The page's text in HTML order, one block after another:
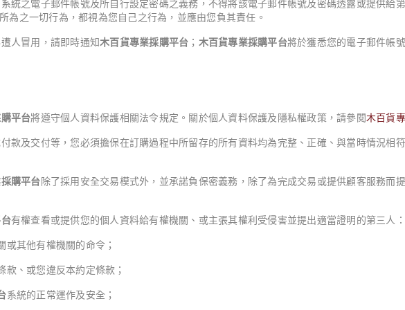
統之電子郵件帳號及所自行設定密碼之義務，不得將該電子郵件帳號及密碼透露或提供給
為之一切行為，都視為您自己之行為，並應由您負其責任。
人冒用，請即時通知木百貨專業採購平台 ； 木百貨專業採購平台將於獲悉您的電子郵件帳
平台將遵守個人資料保護相關法令規定。關於個人資料保護及隱私權政策，請參閱木百貨
款及交付等，您必須擔保在訂購過程中所留存的所有資料均為完整、正確、與當時情況相
購平台除了採用安全交易模式外，並承諾負保密義務，除了為完成交易或提供顧客服務而
有權查看或提供您的個人資料給有權機關、或主張其權利受侵害並提出適當證明的第三人：
其他有權機關的命令；
、或您違反本約定條款；
系統的正常運作及安全；